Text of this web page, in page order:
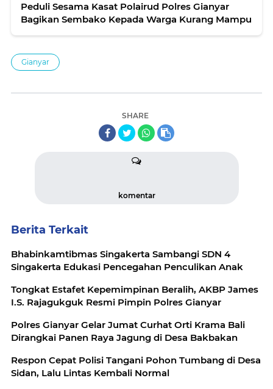
Peduli Sesama Kasat Polairud Polres Gianyar
Bagikan Sembako Kepada Warga Kurang Mampu
Gianyar
SHARE
komentar
Berita Terkait
Bhabinkamtibmas Singakerta Sambangi SDN 4
Singakerta Edukasi Pencegahan Penculikan Anak
Tongkat Estafet Kepemimpinan Beralih, AKBP James
I.S. Rajagukguk Resmi Pimpin Polres Gianyar
Polres Gianyar Gelar Jumat Curhat Orti Krama Bali
Dirangkai Panen Raya Jagung di Desa Bakbakan
Respon Cepat Polisi Tangani Pohon Tumbang di Desa
Sidan, Lalu Lintas Kembali Normal